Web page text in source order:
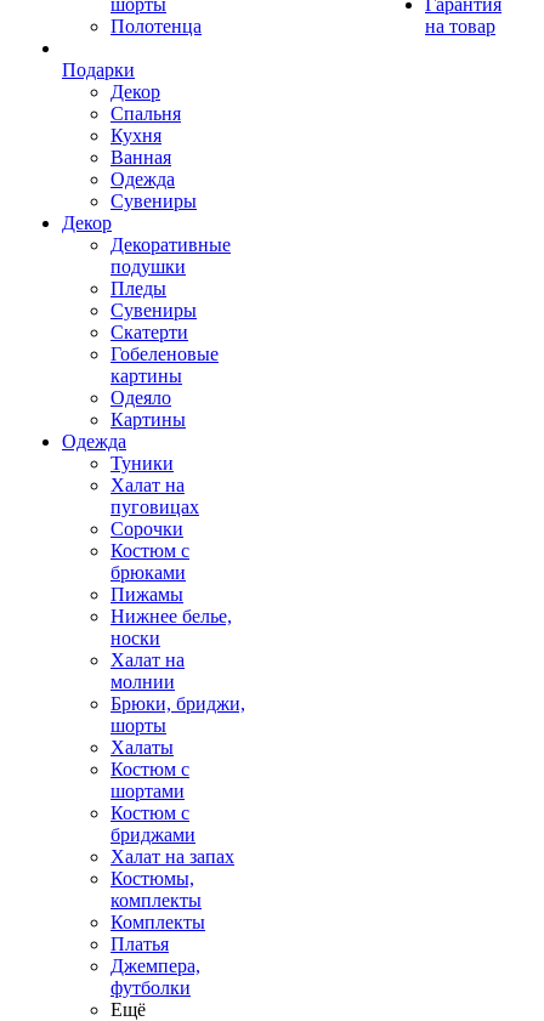
шорты
Полотенца
Подарки
Декор
Спальня
Кухня
Ванная
Одежда
Сувениры
Декор
Декоративные
подушки
Пледы
Сувениры
Скатерти
Гобеленовые
картины
Одеяло
Картины
Одежда
Туники
Халат на
пуговицах
Сорочки
Костюм с
брюками
Пижамы
Нижнее белье,
носки
Халат на
молнии
Брюки, бриджи,
шорты
Халаты
Костюм с
шортами
Костюм с
бриджами
Халат на запах
Костюмы,
комплекты
Комплекты
Платья
Джемпера,
футболки
Ещё
Гарантия
на товар